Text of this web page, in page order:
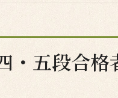
・五段合格